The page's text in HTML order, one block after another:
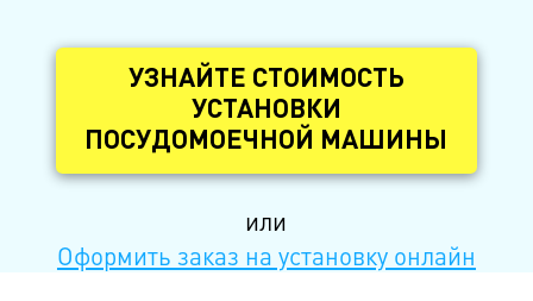
УЗНАЙТЕ СТОИМОСТЬ
УСТАНОВКИ
ПОСУДОМОЕЧНОЙ МАШИНЫ
или
Оформить заказ на установку онлайн